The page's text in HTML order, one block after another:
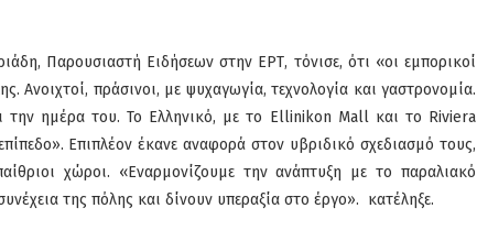
Παρουσιαστή Ειδήσεων στην ΕΡΤ, τόνισε, ότι «οι εμπορικοί
Ανοιχτοί, πράσινοι, με ψυχαγωγία, τεχνολογία και γαστρονομία.
την ημέρα του. Το Ελληνικό, με το Ellinikon Mall και το Riviera
Επιπλέον έκανε αναφορά στον υβριδικό σχεδιασμό τους,
χώροι. «Εναρμονίζουμε την ανάπτυξη με το παραλιακό
της πόλης και δίνουν υπεραξία στο έργο». κατέληξε.